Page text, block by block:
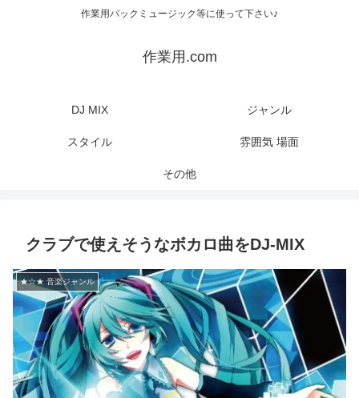
作業用バックミュージック等に使って下さい♪
作業用.com
DJ MIX ジャンル
スタイル 雰囲気 場面
その他
クラブで使えそうなボカロ曲をDJ-MIX
★☆★ 音楽ジャンル